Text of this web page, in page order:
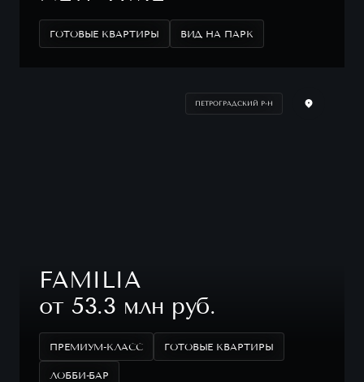
ГОТОВЫЕ КВАРТИРЫ ВИД НА ПАРК
ПЕТРОГРАДСКИЙ Р-Н
FAMILIA
от 53.3 млн руб.
ПРЕМИУМ-КЛАСС ГОТОВЫЕ КВАРТИРЫ
ЛОББИ-БАР